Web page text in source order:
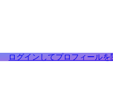
ログインしてプロフィールを